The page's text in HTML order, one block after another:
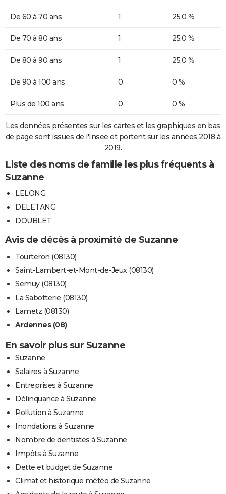
De 60 à 70 ans 1 25,0 %
De 70 à 80 ans 1 25,0 %
De 80 à 90 ans 1 25,0 %
De 90 à 100 ans 0 0 %
Plus de 100 ans 0 0 %
Les données présentes sur les cartes et les graphiques en bas
de page sont issues de l'Insee et portent sur les années 2018 à
2019.
Liste des noms de famille les plus fréquents à
Suzanne
LELONG
DELETANG
DOUBLET
Avis de décès à proximité de Suzanne
Tourteron (08130)
Saint-Lambert-et-Mont-de-Jeux (08130)
Semuy (08130)
La Sabotterie (08130)
Lametz (08130)
Ardennes (08)
En savoir plus sur Suzanne
Suzanne
Salaires à Suzanne
Entreprises à Suzanne
Délinquance à Suzanne
Pollution à Suzanne
Inondations à Suzanne
Nombre de dentistes à Suzanne
Impôts à Suzanne
Dette et budget de Suzanne
Climat et historique météo de Suzanne